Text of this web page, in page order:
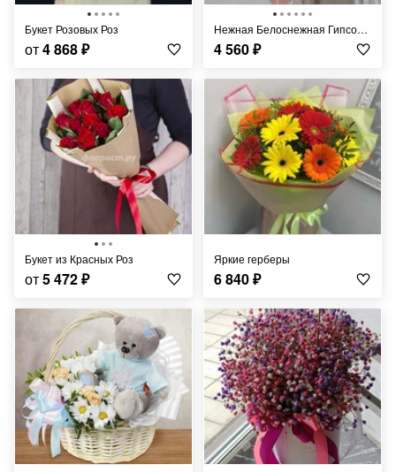
Букет Розовых Роз
от4 868₽
Нежная Белоснежная Гипсофила
4 560₽
Букет из Красных Роз
от5 472₽
Яркие герберы
6 840₽